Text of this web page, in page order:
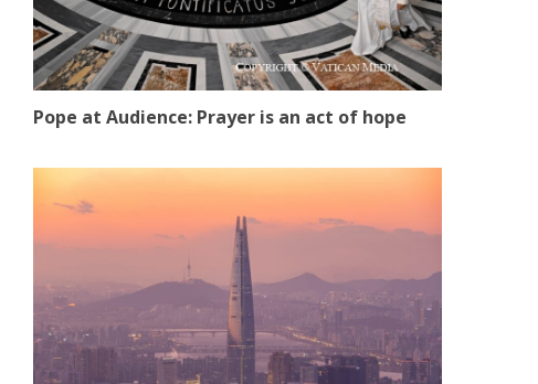
Pope at Audience: Prayer is an act of hope